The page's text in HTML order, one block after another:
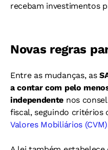
recebam investimentos
Novas regras
Entre as mudanças, as
a contar com pelo
independente nos
fiscal, seguindo critérios
Valores Mobiliários (CVM)